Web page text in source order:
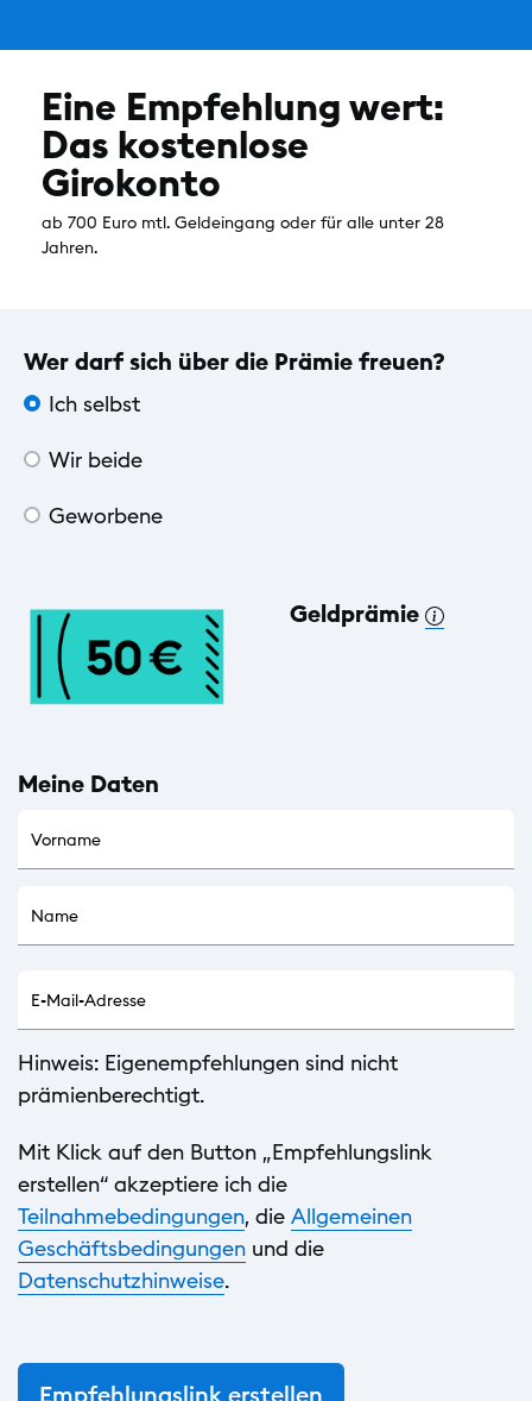
Eine Empfehlung wert:
Das kostenlose
Girokonto
ab 700 Euro mtl. Geldeingang oder für alle unter 28
Jahren.
Wer darf sich über die Prämie freuen?
Ich selbst
Wir beide
Geworbene
Geldprämie
Meine Daten
Hinweis: Eigenempfehlungen sind nicht
prämienberechtigt.
Mit Klick auf den Button „Empfehlungslink
erstellen“ akzeptiere ich die
Teilnahmebedingungen, die Allgemeinen
Geschäftsbedingungen und die
Datenschutzhinweise.
Empfehlungslink erstellen